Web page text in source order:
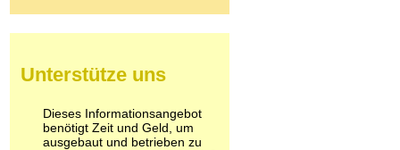
Pilze
Psychopharmaka
Schlafmittel
Schmerzmittel
Unterstütze uns
Dieses Informationsangebot
benötigt Zeit und Geld, um
ausgebaut und betrieben zu